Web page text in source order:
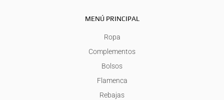
MENÚ PRINCIPAL
Ropa
Complementos
Bolsos
Flamenca
Rebajas